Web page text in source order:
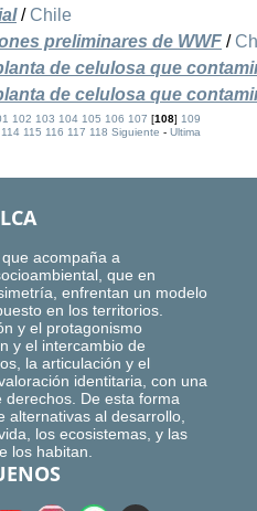
/ Chile
preliminares de WWF /
de celulosa que
de celulosa que
102 103 104 105 106 107 [108]109
114 115 116 117 118 Siguiente -Ultima
acompaña a
que en
enfrentan un modelo
en los territorios.
y el protagonismo
y el intercambio de
la articulación y el
identitaria, con una
derechos. De esta forma
alternativas al desarrollo,
los ecosistemas, y las
los habitan.